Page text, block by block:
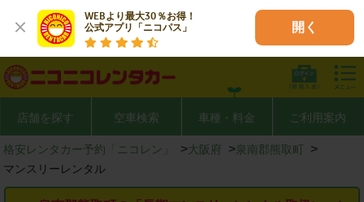
WEBより最大30％お得！
公式アプリ「ニコパス」
開く
店舗を探す 空車検索 車種・料金 ご利用案内
格安レンタカー予約「ニコレン」 >大阪府 >泉南郡熊取町 >
マンスリーレンタル